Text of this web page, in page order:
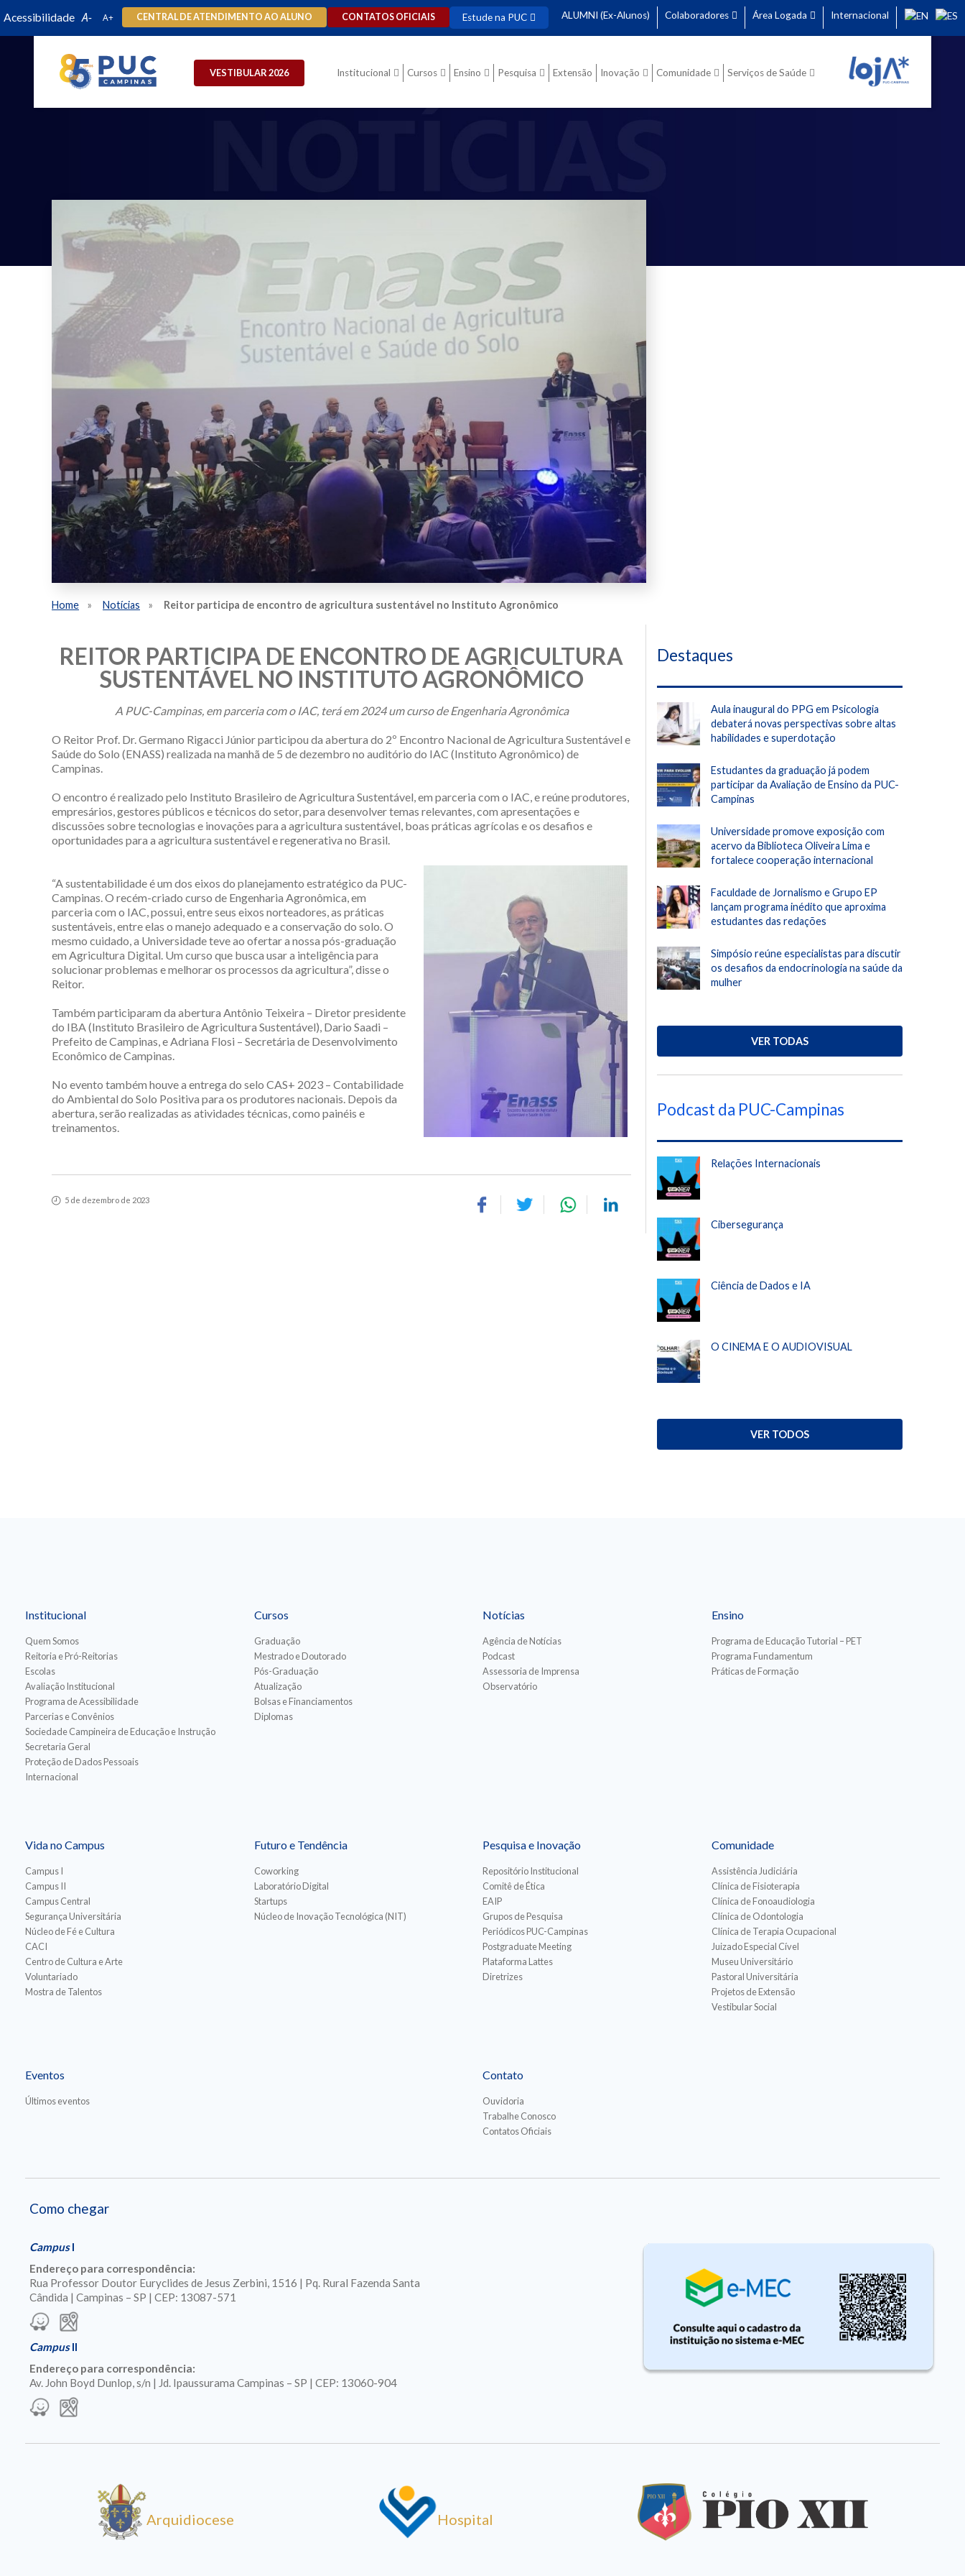
Acessibilidade CENTRAL DE ATENDIMENTO AO ALUNO CONTATOS OFICIAIS Estude na PUC ALUMNI (Ex-Alunos) Colaboradores Área Logada Internacional
VESTIBULAR 2026 Institucional Cursos Ensino Pesquisa Extensão Inovação Comunidade Serviços de Saúde
Home Notícias Reitor participa de encontro de agricultura sustentável no Instituto Agronômico
REITOR PARTICIPA DE ENCONTRO DE AGRICULTURA
SUSTENTÁVEL NO INSTITUTO AGRONÔMICO
A PUC-Campinas, em parceria com o IAC, terá em 2024 um curso de Engenharia Agronômica
O Reitor Prof. Dr. Germano Rigacci Júnior participou da abertura do 2º Encontro Nacional de Agricultura Sustentável e
Saúde do Solo (ENASS) realizada na manhã de 5 de dezembro no auditório do IAC (Instituto Agronômico) de
Campinas.
O encontro é realizado pelo Instituto Brasileiro de Agricultura Sustentável, em parceria com o IAC, e reúne produtores,
empresários, gestores públicos e técnicos do setor, para desenvolver temas relevantes, com apresentações e
discussões sobre tecnologias e inovações para a agricultura sustentável, boas práticas agrícolas e os desafios e
oportunidades para a agricultura sustentável e regenerativa no Brasil.
“A sustentabilidade é um dos eixos do planejamento estratégico da PUC-
Campinas. O recém-criado curso de Engenharia Agronômica, em
parceria com o IAC, possui, entre seus eixos norteadores, as práticas
sustentáveis, entre elas o manejo adequado e a conservação do solo. O
mesmo cuidado, a Universidade teve ao ofertar a nossa pós-graduação
em Agricultura Digital. Um curso que busca usar a inteligência para
solucionar problemas e melhorar os processos da agricultura”, disse o
Reitor.
Também participaram da abertura Antônio Teixeira – Diretor presidente
do IBA (Instituto Brasileiro de Agricultura Sustentável), Dario Saadi –
Prefeito de Campinas, e Adriana Flosi – Secretária de Desenvolvimento
Econômico de Campinas.
No evento também houve a entrega do selo CAS+ 2023 – Contabilidade
do Ambiental do Solo Positiva para os produtores nacionais. Depois da
abertura, serão realizadas as atividades técnicas, como painéis e
treinamentos.
5 de dezembro de 2023
Destaques
Aula inaugural do PPG em Psicologia
debaterá novas perspectivas sobre altas
habilidades e superdotação
Estudantes da graduação já podem
participar da Avaliação de Ensino da PUC-
Campinas
Universidade promove exposição com
acervo da Biblioteca Oliveira Lima e
fortalece cooperação internacional
Faculdade de Jornalismo e Grupo EP
lançam programa inédito que aproxima
estudantes das redações
Simpósio reúne especialistas para discutir
os desafios da endocrinologia na saúde da
mulher
VER TODAS
Podcast da PUC-Campinas
Relações Internacionais
Cibersegurança
Ciência de Dados e IA
O CINEMA E O AUDIOVISUAL
VER TODOS
Institucional
Quem Somos
Reitoria e Pró-Reitorias
Escolas
Avaliação Institucional
Programa de Acessibilidade
Parcerias e Convênios
Sociedade Campineira de Educação e Instrução
Secretaria Geral
Proteção de Dados Pessoais
Internacional
Cursos
Graduação
Mestrado e Doutorado
Pós-Graduação
Atualização
Bolsas e Financiamentos
Diplomas
Notícias
Agência de Notícias
Podcast
Assessoria de Imprensa
Observatório
Ensino
Programa de Educação Tutorial – PET
Programa Fundamentum
Práticas de Formação
Vida no Campus
Campus I
Campus II
Campus Central
Segurança Universitária
Núcleo de Fé e Cultura
CACI
Centro de Cultura e Arte
Voluntariado
Mostra de Talentos
Futuro e Tendência
Coworking
Laboratório Digital
Startups
Núcleo de Inovação Tecnológica (NIT)
Pesquisa e Inovação
Repositório Institucional
Comitê de Ética
EAIP
Grupos de Pesquisa
Periódicos PUC-Campinas
Postgraduate Meeting
Plataforma Lattes
Diretrizes
Comunidade
Assistência Judiciária
Clínica de Fisioterapia
Clínica de Fonoaudiologia
Clínica de Odontologia
Clínica de Terapia Ocupacional
Juizado Especial Cível
Museu Universitário
Pastoral Universitária
Projetos de Extensão
Vestibular Social
Eventos
Últimos eventos
Contato
Ouvidoria
Trabalhe Conosco
Contatos Oficiais
Como chegar
CampusI
Endereço para correspondência:
Rua Professor Doutor Euryclides de Jesus Zerbini, 1516 | Pq. Rural Fazenda Santa
Cândida | Campinas – SP | CEP: 13087-571
CampusII
Endereço para correspondência:
Av. John Boyd Dunlop, s/n | Jd. Ipaussurama Campinas – SP | CEP: 13060-904
Arquidiocese Hospital